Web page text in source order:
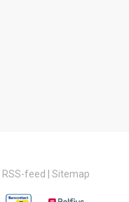
RSS-feed Sitemap